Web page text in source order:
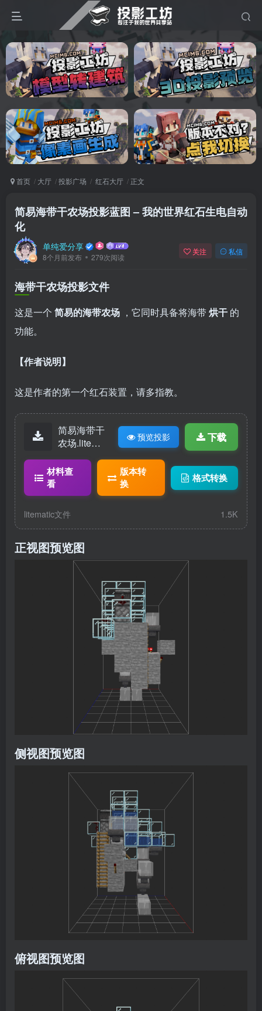
首页 大厅 投影广场 红石大厅 正文
简易海带干农场投影蓝图 – 我的世界红石生电自动
化
单纯爱分享
8个月前发布 279次阅读
关注 私信
海带干农场投影文件
这是一个 简易的海带农场 ，它同时具备将海带烘干 的
功能。
【作者说明】
这是作者的第一个红石装置，请多指教。
简易海带干
农场.litemat
预览投影 下载
材料查
看
版本转
换
格式转换
litematic文件 1.5K
正视图预览图
侧视图预览图
俯视图预览图